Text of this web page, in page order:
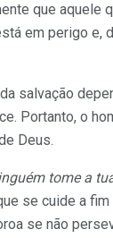
que aquele
em perigo e,
salvação
Portanto, o
Deus.
tome a
se cuide a fim
se não